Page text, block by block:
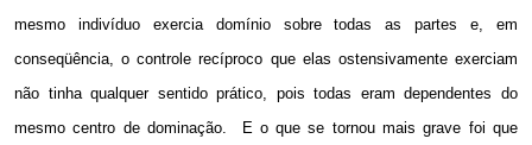
mesmo indivíduo exercia domínio sobre todas as partes e, em
conseqüência, o controle recíproco que elas ostensivamente exerciam
não tinha qualquer sentido prático, pois todas eram dependentes do
mesmo centro de dominação.
E o que se tornou mais grave foi que